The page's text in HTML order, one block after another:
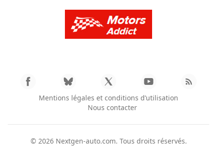
Mentions légales et conditions d’utilisation
Nous contacter
© 2026 Nextgen-auto.com. Tous droits réservés.